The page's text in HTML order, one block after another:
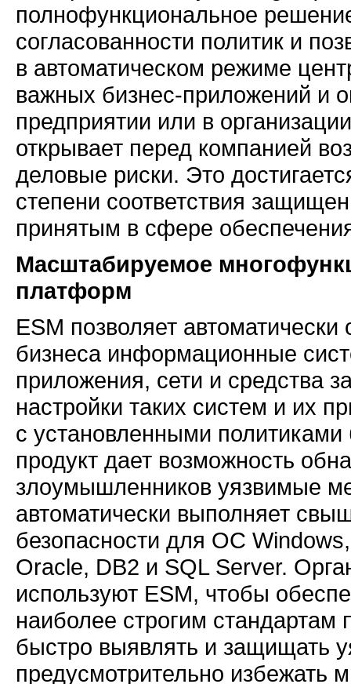
полнофункциональное
согласованности политик и
в автоматическом режиме
важных бизнес-приложений и
предприятии или в
открывает перед компанией
деловые риски. Это
степени соответствия
принятым в сфере
Масштабируемое
платформ
ESM позволяет
бизнеса информационные
приложения, сети и средства
настройки таких систем и их
с установленными
продукт дает возможность
злоумышленников уязвимые
автоматически выполняет
безопасности для ОС
Oracle, DB2 и SQL Server.
используют ESM, чтобы
наиболее строгим
быстро выявлять и защищать
предусмотрительно избежать